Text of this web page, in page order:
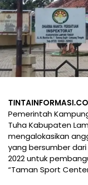
Pemerintah
Tuha Kabupaten
mengalokasikan
yang bersumber dari
2022 untuk
“Taman Sport